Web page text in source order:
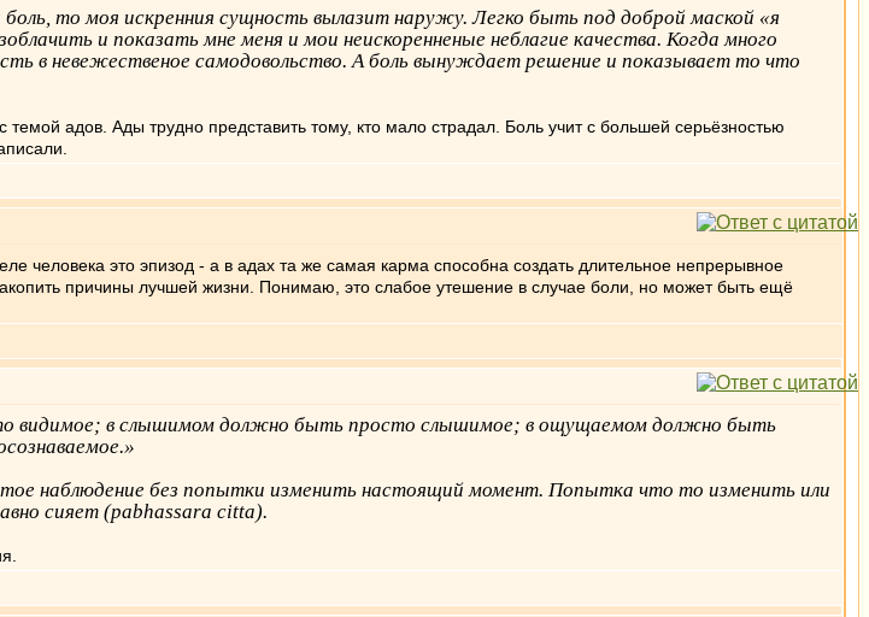
то моя искренния сущность вылазит наружу. Легко быть под доброй маской «я
и показать мне меня и мои неискоренненые неблагие качества. Когда много
в невежественое самодовольство. А боль вынуждает решение и показывает то что
адов. Ады трудно представить тому, кто мало страдал. Боль учит с большей серьёзностью
человека это эпизод - а в адах та же самая карма способна создать длительное непрерывное
причины лучшей жизни. Понимаю, это слабое утешение в случае боли, но может быть ещё
видимое; в слышимом должно быть просто слышимое; в ощущаемом должно быть
наблюдение без попытки изменить настоящий момент. Попытка что то изменить или
сияет (pabhassara citta).